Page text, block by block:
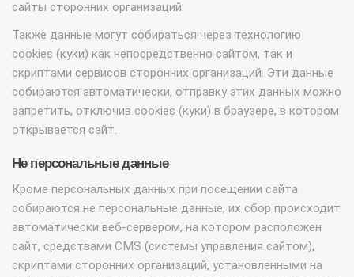
сайты сторонних организаций.
Также данные могут собираться через технологию
cookies (куки) как непосредственно сайтом, так и
скриптами сервисов сторонних организаций. Эти данные
собираются автоматически, отправку этих данных можно
запретить, отключив cookies (куки) в браузере, в котором
открывается сайт.
Не персональные данные
Кроме персональных данных при посещении сайта
собираются не персональные данные, их сбор происходит
автоматически веб-сервером, на котором расположен
сайт, средствами CMS (системы управления сайтом),
скриптами сторонних организаций, установленными на